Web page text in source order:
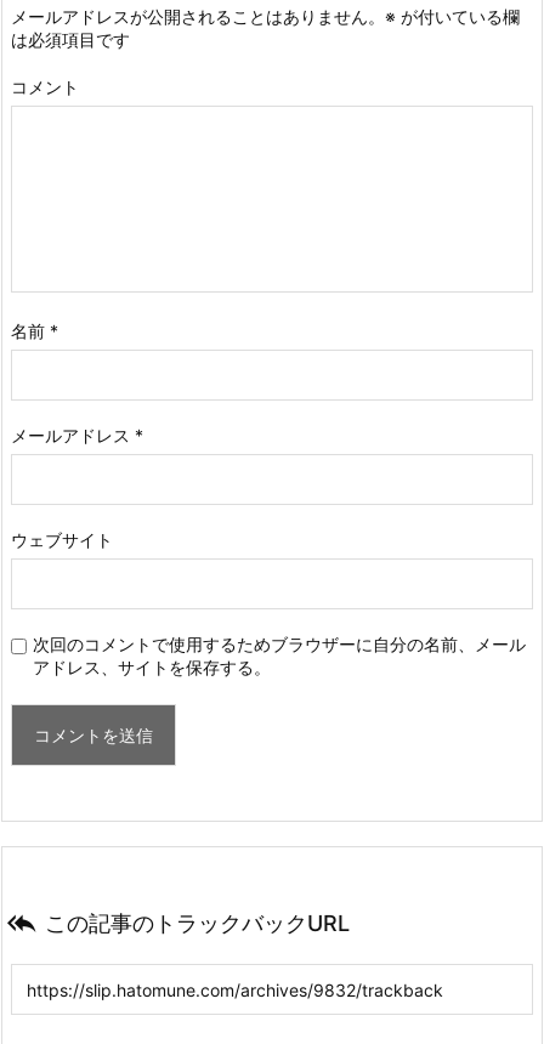
メールアドレスが公開されることはありません。 ※ が付いている欄
は必須項目です
コメント
名前 *
メールアドレス *
ウェブサイト
次回のコメントで使用するためブラウザーに自分の名前、メール
アドレス、サイトを保存する。
 この記事のトラックバックURL